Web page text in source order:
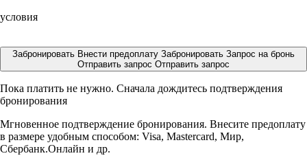
условия
Забронировать Внести предоплату Забронировать Запрос на бронь
Отправить запрос Отправить запрос
Пока платить не нужно. Сначала дождитесь подтверждения
бронирования
Мгновенное подтверждение бронирования. Внесите предоплату
в размере удобным способом: Visa, Mastercard, Мир,
Сбербанк.Онлайн и др.